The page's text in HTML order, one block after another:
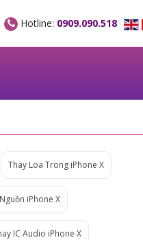
Hotline: 0909.090.518
Thay Loa Trong iPhone X
iPhone X
IC Audio iPhone X